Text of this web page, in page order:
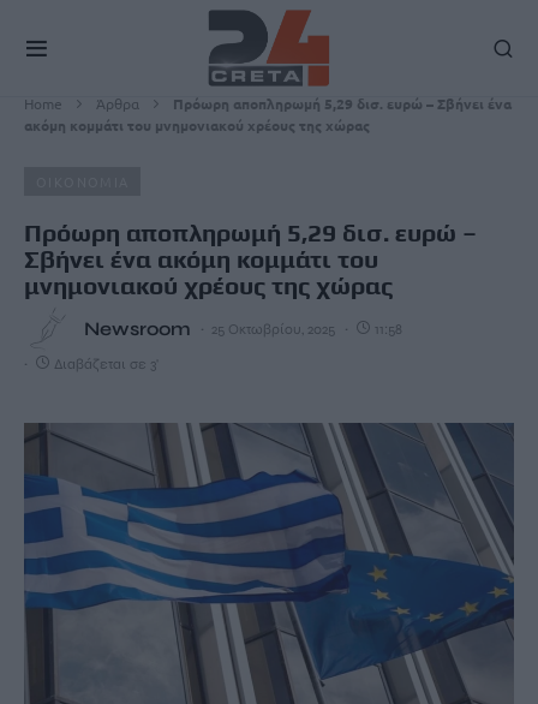
Home Άρθρα
Πρόωρη αποπληρωμή 5,29 δισ. ευρώ – Σβήνει ένα
ακόμη κομμάτι του μνημονιακού χρέους της χώρας
Πρόωρη αποπληρωμή 5,29 δισ. ευρώ –
Σβήνει ένα ακόμη κομμάτι του
μνημονιακού χρέους της χώρας
Newsroom 25 Οκτωβρίου, 2025 11:58
Διαβάζεται σε 3'